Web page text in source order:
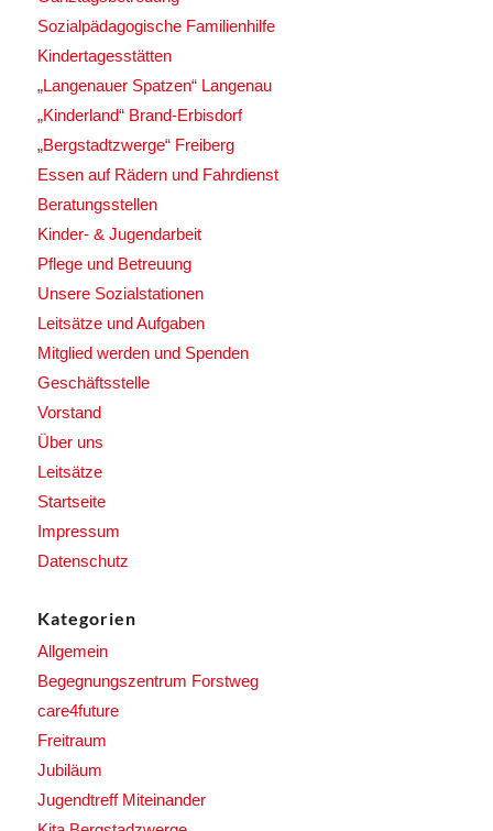
Sozialpädagogische Familienhilfe
Kindertagesstätten
„Langenauer Spatzen“ Langenau
„Kinderland“ Brand-Erbisdorf
„Bergstadtzwerge“ Freiberg
Essen auf Rädern und Fahrdienst
Beratungsstellen
Kinder- & Jugendarbeit
Pflege und Betreuung
Unsere Sozialstationen
Leitsätze und Aufgaben
Mitglied werden und Spenden
Geschäftsstelle
Vorstand
Über uns
Leitsätze
Startseite
Impressum
Datenschutz
Kategorien
Allgemein
Begegnungszentrum Forstweg
care4future
Freitraum
Jubiläum
Jugendtreff Miteinander